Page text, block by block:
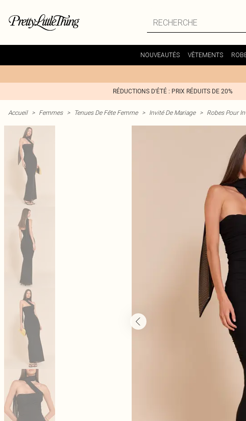
NOUVEAUTÉS VÊTEMENTS
RÉDUCTIONS D'ÉTÉ : PRIX RÉDUITS DE 20%
Accueil > Femmes > Tenues De Fête Femme > Invité De Mariage > Robes Pour